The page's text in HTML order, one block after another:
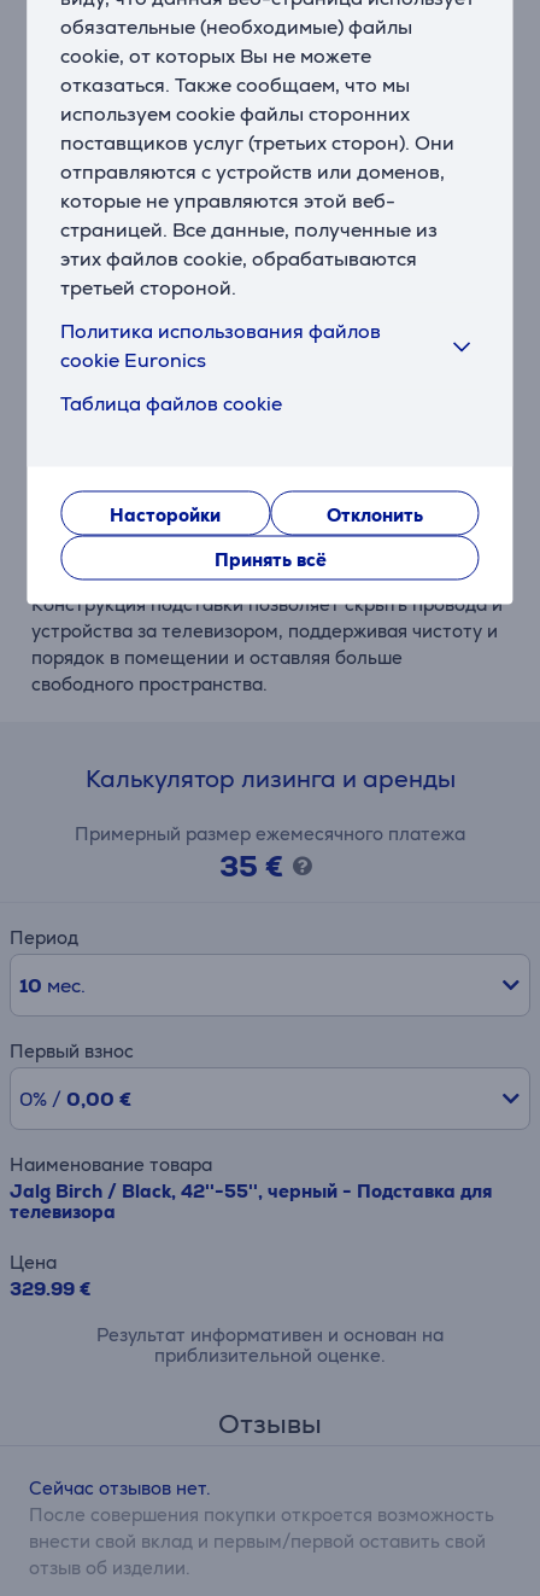
обязательные (необходимые) файлы
cookie, от которых Вы не можете
отказаться. Также сообщаем, что мы
используем cookie файлы сторонних
поставщиков услуг (третьих сторон). Они
отправляются с устройств или доменов,
которые не управляются этой веб-
страницей. Все данные, полученные из
этих файлов cookie, обрабатываются
третьей стороной.
Политика использования файлов
cookie Euronics
Таблица файлов cookie
Насторойки
Отклонить
Принять всё
большинством телевизоров размером от 42'' до 55'',
делая установку и использование простыми и
удобными.
Ручная работа и устойчивость
Эта подставка изготовлена вручную из
сертифицированной экологичной древесины,
предлагая не только выдающийся дизайн, но и
заботу об экологии.
Легкая установка
легко установлена двумя людьми, обеспечивая
быструю и удобную настройку.
Минималистичный скандинавский дизайн
стильный внешний вид, который украсит любое
жилое пространство.
Экономия места и порядок
Конструкция подставки позволяет скрыть провода и
устройства за телевизором, поддерживая чистоту и
порядок в помещении и оставляя больше
свободного пространства.
Калькулятор лизинга и аренды
Примерный размер ежемесячного платежа
35 €
Период
10 мес.
Первый взнос
0% / 0,00 €
Наименование товара
Jalg Birch / Black, 42''-55'', черный - Подставка для
телевизора
Цена
329.99 €
Результат информативен и основан на
приблизительной оценке.
Отзывы
Сейчас отзывов нет.
После совершения покупки откроется возможность
внести свой вклад и первым/первой оставить свой
отзыв об изделии.